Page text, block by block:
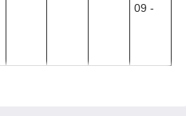
09 -